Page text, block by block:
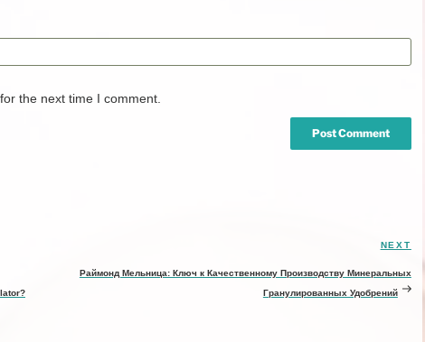
the next time I comment.
NEXT
Раймонд Мельница: Ключ к Качественному Производству Минеральных
Гранулированных Удобрений